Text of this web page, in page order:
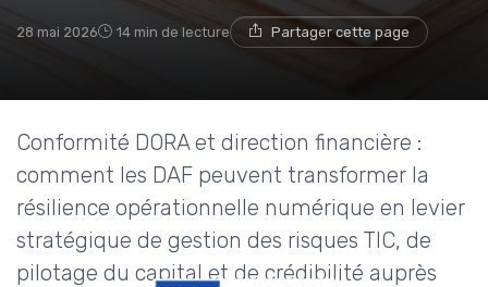
28 mai 2026 14 min de lecture Partager cette page
Conformité DORA et direction financière :
comment les DAF peuvent transformer la
résilience opérationnelle numérique en levier
stratégique de gestion des risques TIC, de
pilotage du capital et de crédibilité auprès